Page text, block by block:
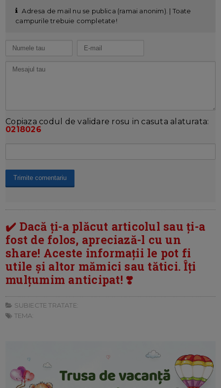
Adresa de mail nu se publica (ramai anonim). | Toate
campurile trebuie completate!
Copiaza codul de validare rosu in casuta alaturata:
0218026
✔️ Dacă ți-a plăcut articolul sau ți-a
fost de folos, apreciază-l cu un
share! Aceste informații le pot fi
utile și altor mămici sau tătici. Îți
mulțumim anticipat! ❣️
SUBIECTE TRATATE:
TEMA: